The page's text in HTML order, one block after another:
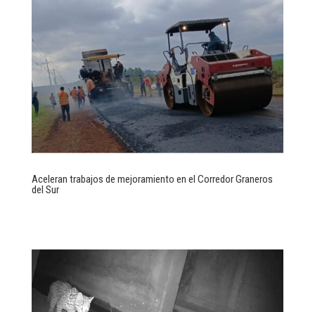
Aceleran trabajos de mejoramiento en el Corredor Graneros
del Sur